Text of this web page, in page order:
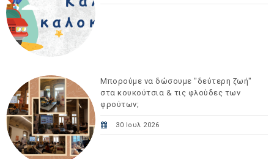
Μπορούμε να δώσουμε "δεύτερη ζωή"
στα κουκούτσια & τις φλούδες των
φρούτων;
30 Ιουλ 2026